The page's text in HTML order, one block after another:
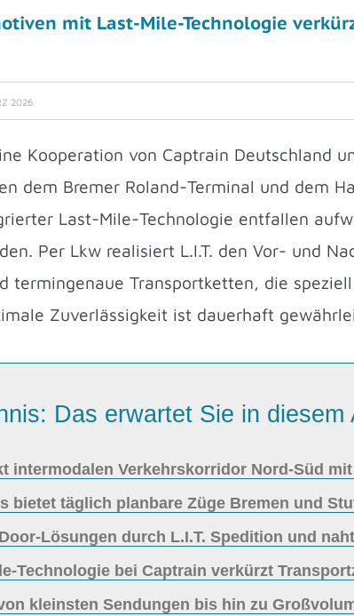
mit Last-Mile-Technologie
2026
Kooperation von Captrain Deutschland
dem Bremer Roland-Terminal und dem
Last-Mile-Technologie entfallen
Per Lkw realisiert L.I.T. den Vor- und
termingenaue Transportketten, die
Zuverlässigkeit ist dauerhaft
Das erwartet Sie in diesem
intermodalen Verkehrskorridor Nord-Süd
bietet täglich planbare Züge Bremen und
Lösungen durch L.I.T. Spedition und
Technologie bei Captrain verkürzt
kleinsten Sendungen bis hin zu